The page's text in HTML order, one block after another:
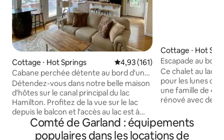
Cottage ⋅ Hot Springs Évaluation moyenne sur la
4,93 (161)
Cabane perchée détente au bord d'un
lac
Détendez-vous dans notre belle maison
d'hôtes sur le canal principal du lac
Hamilton. Profitez de la vue sur le lac
depuis le balcon et l'accès au lac est à
seulement un pâté de maisons. Faites
une petite promenade ou un court trajet
Cottage ⋅ Hot
Escapade au bord
Ce chalet au lac
pour les lunes de
une famille de 4
rénové avec de
en quartz. La cuisine, la salle à manger et
le salon sont tous
créant une
Comté de Garland : équipements
populaires dans les locations de